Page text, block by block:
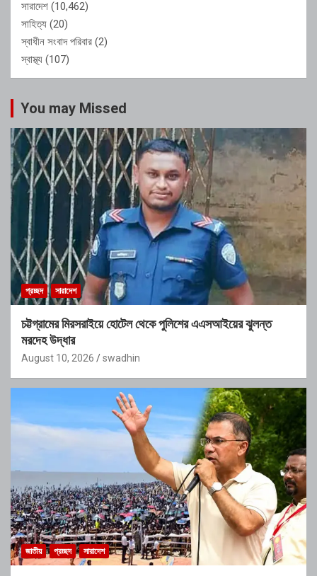
সারাদেশ (10,462)
সাহিত্য (20)
স্বাধীন সংবাদ পরিবার (2)
স্বাস্থ্য (107)
You may Missed
প্রচ্ছদ সারাদেশ
চট্টগ্রামের মিরসরাইয়ে হোটেল থেকে পুলিশের এএসআইয়ের ঝুলন্ত
মরদেহ উদ্ধার
August 10, 2026 swadhin
জাতীয় প্রচ্ছদ সারাদেশ